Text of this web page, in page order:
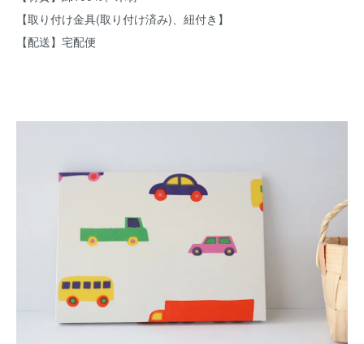
【取り付け金具(取り付け済み)、紐付き】
【配送】宅配便